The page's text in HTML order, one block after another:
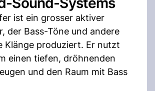
ist ein grosser aktiver
der Bass-Töne und andere
Klänge produziert. Er nutzt
einen tiefen, dröhnenden
und den Raum mit Bass